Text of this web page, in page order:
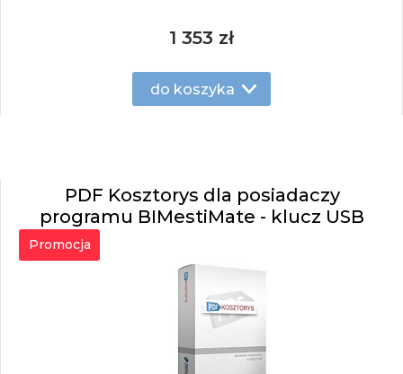
1 353 zł
do koszyka
PDF Kosztorys dla posiadaczy
programu BIMestiMate - klucz USB
Promocja